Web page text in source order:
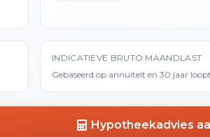
INDICATIEVE BRUTO MAANDLAST
Gebaseerd op annuïteit en 30 jaar
Hypotheekadvies